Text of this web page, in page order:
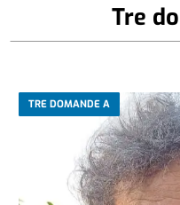
Tre
TRE DOMANDE A